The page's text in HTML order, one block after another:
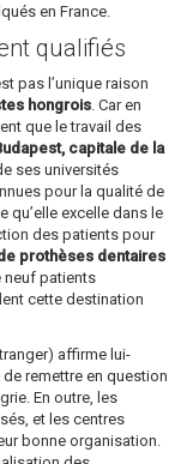
en France.
qualifiés
pas l’unique raison
hongrois . Car en
que le travail des
capitale de la
ses universités
pour la qualité de
qu’elle excelle dans le
des patients pour
prothèses dentaires
neuf patients
cette destination
affirme lui-
remettre en question
En outre, les
et les centres
bonne organisation.